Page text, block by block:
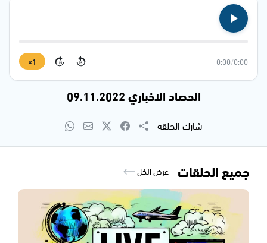
0:00
/
0:00
15
15
1×
الحصاد الاخباري 09.11.2022
شارك الحلقة
جميع الحلقات عرض الكل